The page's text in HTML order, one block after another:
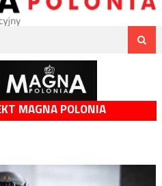
MAGNA POLONIA